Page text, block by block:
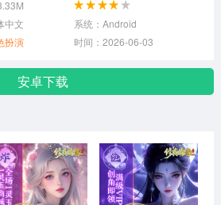
经营养成
中文
系统：Android
扮演 时间：2026-06-03
安卓下载